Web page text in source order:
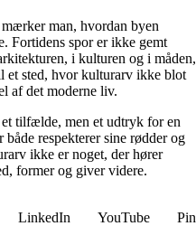
man, hvordan byen
Fortidens spor er ikke gemt
i kulturen og i måden,
et sted, hvor kulturarv ikke blot
af det moderne liv.
tilfælde, men et udtryk for en
respekterer sine rødder og
ikke er noget, der hører
former og giver videre.
LinkedIn YouTube